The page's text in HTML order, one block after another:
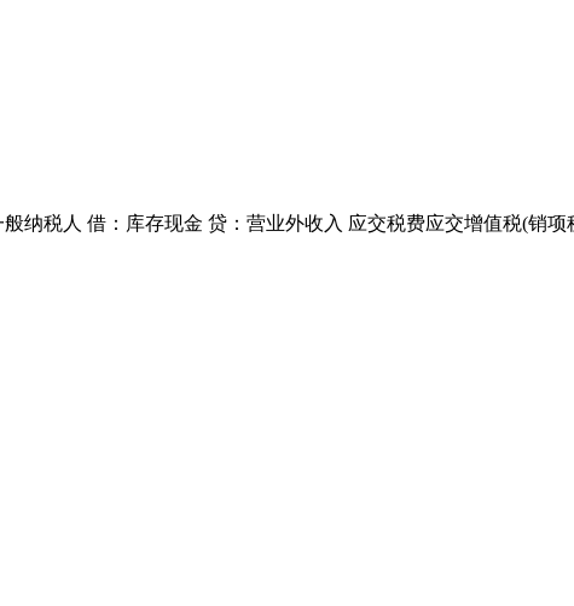
纳税人 借：库存现金 贷：营业外收入 应交税费应交增值税(销